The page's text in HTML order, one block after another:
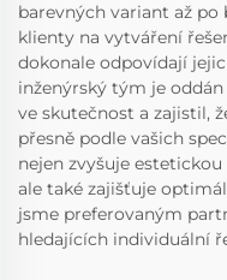
barevných variant až po
klienty na vytváření
dokonale odpovídají
inženýrský tým je
ve skutečnost a zajistil,
přesně podle vašich
nejen zvyšuje
ale také zajišťuje
jsme preferovaným
hledajících individuální